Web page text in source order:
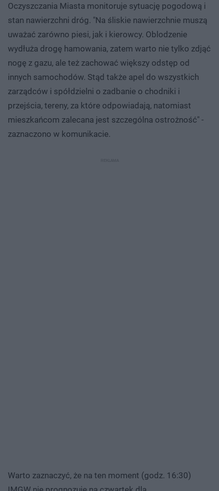
Oczyszczania Miasta monitoruje sytuację pogodową i
stan nawierzchni dróg. "Na śliskie nawierzchnie muszą
uważać zarówno piesi, jak i kierowcy. Oblodzenie
wydłuża drogę hamowania, zatem warto nie tylko zdjąć
nogę z gazu, ale też zachować większy odstęp od
innych samochodów. Stąd także apel do wszystkich
zarządców i spółdzielni o zadbanie o chodniki i
przejścia, tereny, za które odpowiadają, natomiast
mieszkańcom zalecana jest szczególna ostrożność" -
zaznaczono w komunikacie.
Warto zaznaczyć, że na ten moment (godz. 16:30)